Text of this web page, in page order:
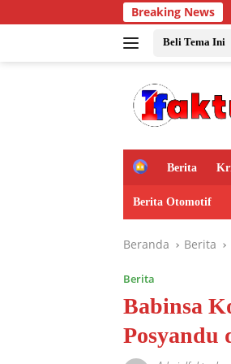
ke
Breaking News
Beli Tema Ini
H
m
e
Berita
Berita Otomotif
Beranda Berita
Berita
Babinsa
Posyandu